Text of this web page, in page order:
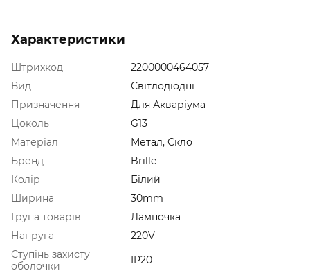
Характеристики
Штрихкод
2200000464057
Вид
Світлодіодні
Призначення
Для Акваріума
Цоколь
G13
Матеріал
Метал, Скло
Бренд
Brille
Колір
Білий
Ширина
30mm
Група товарів
Лампочка
Напруга
220V
Ступінь захисту
оболочки
IP20